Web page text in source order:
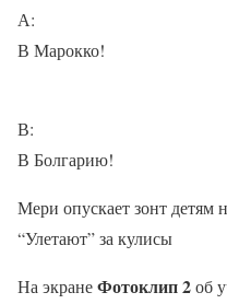
А:
В Марокко!
В:
В Болгарию!
Мери опускает зонт детям
“Улетают” за кулисы
На экранеФотоклип 2об